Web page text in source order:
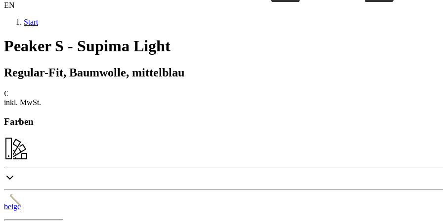
EN
Start
Peaker S - Supima Light
Regular-Fit, Baumwolle, mittelblau
€
inkl. MwSt.
Farben
beige